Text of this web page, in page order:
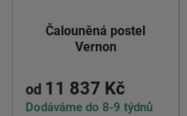
Čalouněná postel
Vernon
od 11 837 Kč
Dodáváme do 8-9 týdnů